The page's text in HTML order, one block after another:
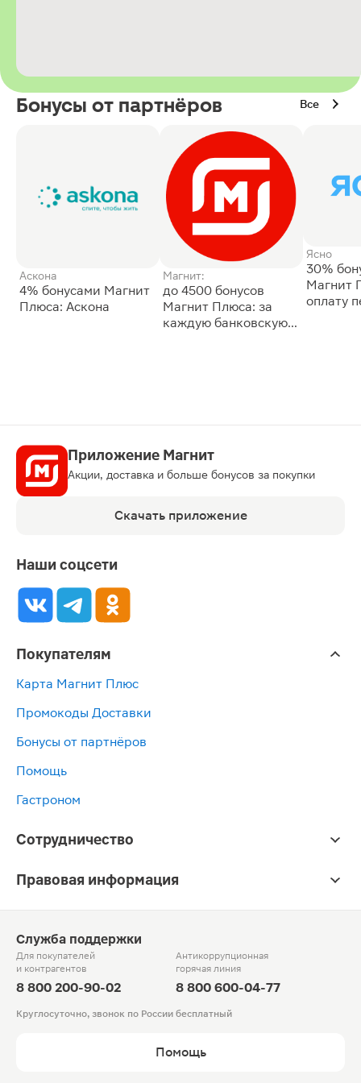
Бонусы от партнёров Все
Аскона
4% бонусами Магнит
Плюса: Аскона
Магнит:
до 4500 бонусов
Магнит Плюса: за
каждую банковскую
Ясно
30%
Магнит
оплату
Приложение Магнит
Акции, доставка и больше бонусов за покупки
Скачать приложение
Наши соцсети
Покупателям
Карта Магнит Плюс
Промокоды Доставки
Бонусы от партнёров
Помощь
Гастроном
Сотрудничество
Правовая информация
Служба поддержки
Для покупателей
и контрагентов
8 800 200-90-02
Антикоррупционная
горячая линия
8 800 600-04-77
Круглосуточно, звонок по России бесплатный
Помощь